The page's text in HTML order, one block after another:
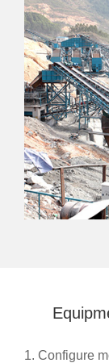
1. Configure